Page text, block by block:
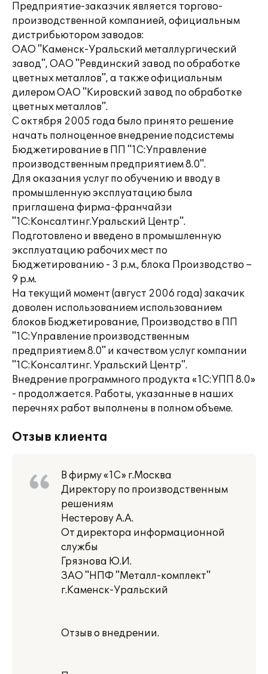
Предприятие-заказчик является торгово-
производственной компанией, официальным
дистрибьютором заводов:
ОАО "Каменск-Уральский металлургический
завод", ОАО "Ревдинский завод по обработке
цветных металлов", а также официальным
дилером ОАО "Кировский завод по обработке
цветных металлов".
С октября 2005 года было принято решение
начать полноценное внедрение подсистемы
Бюджетирование в ПП "1С:Управление
производственным предприятием 8.0".
Для оказания услуг по обучению и вводу в
промышленную эксплуатацию была
приглашена фирма-франчайзи
"1С:Консалтинг.Уральский Центр".
Подготовлено и введено в промышленную
эксплуатацию рабочих мест по
Бюджетированию - 3 р.м., блока Производство –
9 р.м.
На текущий момент (август 2006 года) закачик
доволен использованием использованием
блоков Бюджетирование, Производство в ПП
"1С:Управление производственным
предприятием 8.0" и качеством услуг компании
"1С:Консалтинг. Уральский Центр".
Внедрение программного продукта «1С:УПП 8.0»
- продолжается. Работы, указанные в наших
перечнях работ выполнены в полном объеме.
Отзыв клиента
В фирму «1С» г.Москва
Директору по производственным
решениям
Нестерову А.А.
От директора информационной
службы
Грязнова Ю.И.
ЗАО "НПФ "Металл-комплект"
г.Каменск-Уральский
Отзыв о внедрении.